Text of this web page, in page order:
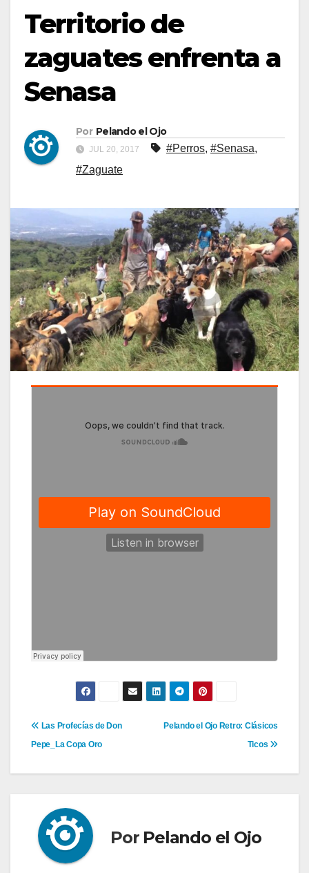
Territorio de
zaguates enfrenta a
Senasa
Por Pelando el Ojo
JUL 20, 2017 #Perros, #Senasa,
#Zaguate
Navegación
de
Pelando el Ojo Retro: Clásicos
Ticos
Las Profecías de Don
Pepe_La Copa Oro
Por Pelando el Ojo